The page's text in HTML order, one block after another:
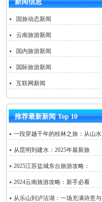
新闻信息
国旅动态新闻
云南旅游新闻
国内旅游新闻
国际旅游新闻
互联网新闻
推荐最新新闻 Top 10
一段穿越千年的桂林之旅：从山水
从昆明到建水：2025年最新旅
2025江苏盐城东台旅游攻略：
2024云南旅游攻略：新手必看
从乐山到泸沽湖：一场充满诗意与